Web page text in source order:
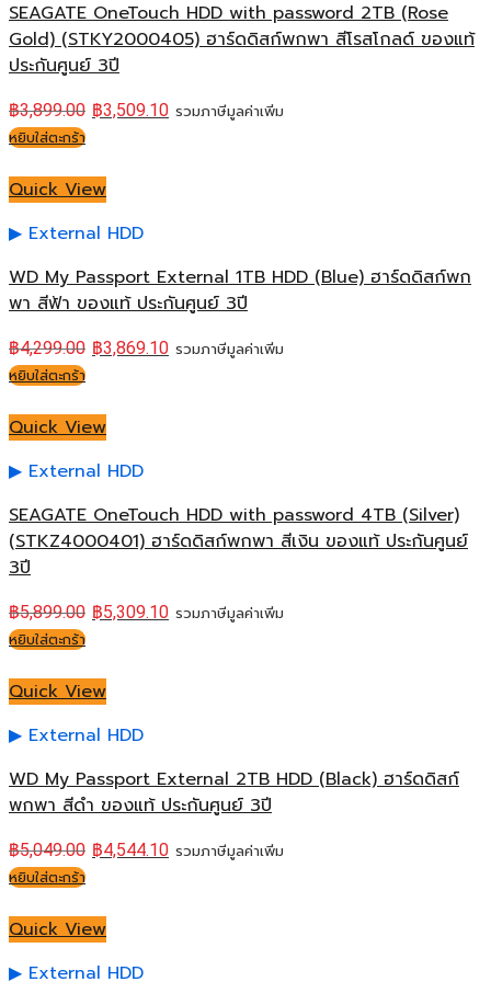
SEAGATE OneTouch HDD with password 2TB (Rose
Gold) (STKY2000405) ฮาร์ดดิสก์พกพา สีโรสโกลด์ ของแท้
ประกันศูนย์ 3ปี
฿3,899.00 ฿3,509.10 รวมภาษีมูลค่าเพิ่ม
หยิบใส่ตะกร้า
Quick View
External HDD
WD My Passport External 1TB HDD (Blue) ฮาร์ดดิสก์พก
พา สีฟ้า ของแท้ ประกันศูนย์ 3ปี
฿4,299.00 ฿3,869.10 รวมภาษีมูลค่าเพิ่ม
หยิบใส่ตะกร้า
Quick View
External HDD
SEAGATE OneTouch HDD with password 4TB (Silver)
(STKZ4000401) ฮาร์ดดิสก์พกพา สีเงิน ของแท้ ประกันศูนย์
3ปี
฿5,899.00 ฿5,309.10 รวมภาษีมูลค่าเพิ่ม
หยิบใส่ตะกร้า
Quick View
External HDD
WD My Passport External 2TB HDD (Black) ฮาร์ดดิสก์
พกพา สีดำ ของแท้ ประกันศูนย์ 3ปี
฿5,049.00 ฿4,544.10 รวมภาษีมูลค่าเพิ่ม
หยิบใส่ตะกร้า
Quick View
External HDD